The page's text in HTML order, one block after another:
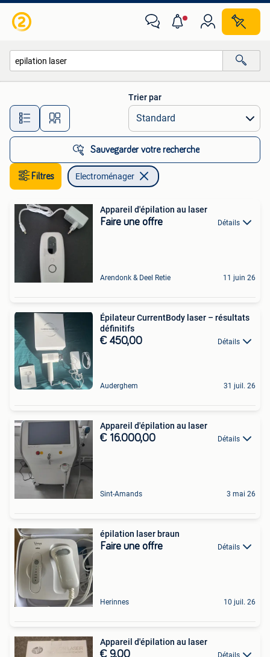
Toutes les distances…
Trier par
Sauvegarder votre recherche
Filtres Electroménager
Appareil d'épilation au laser
Faire une offre Détails
Arendonk & Deel Retie 11 juin 26
Épilateur CurrentBody laser – résultats
définitifs
€ 450,00 Détails
Auderghem 31 juil. 26
Appareil d'épilation au laser
€ 16.000,00 Détails
Sint-Amands 3 mai 26
épilation laser braun
Faire une offre Détails
Herinnes 10 juil. 26
Appareil d'épilation au laser
€ 9,00 Détails